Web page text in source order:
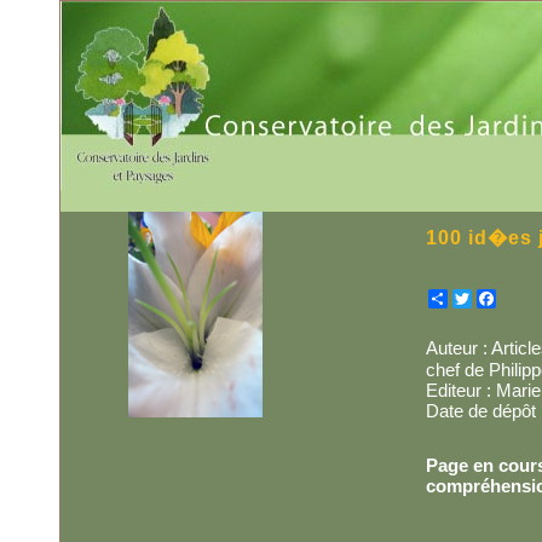
100 id�es
Partager
Twitter
Auteur :
chef de
Editeur :
Date de dépôt
Page en